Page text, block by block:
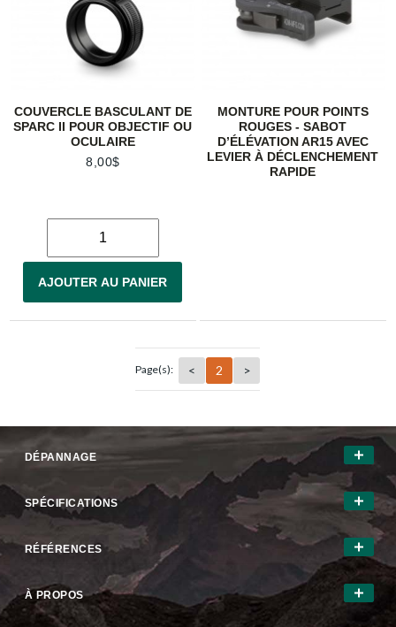
COUVERCLE BASCULANT DE
SPARC II POUR OBJECTIF OU
OCULAIRE
8,00$
AJOUTER AU PANIER
MONTURE POUR POINTS
ROUGES - SABOT
D’ÉLÉVATION AR15 AVEC
LEVIER À DÉCLENCHEMENT
RAPIDE
Page(s): < 2 >
DÉPANNAGE
SPÉCIFICATIONS
RÉFÉRENCES
À PROPOS